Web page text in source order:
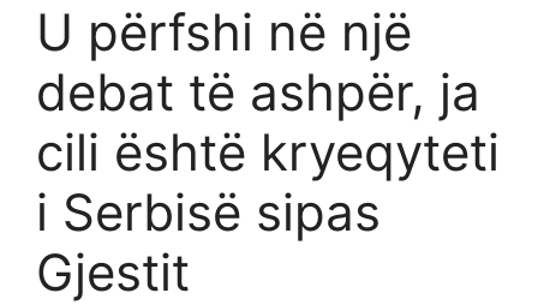
U përfshi në një
debat të ashpër, ja
cili është kryeqyteti
i Serbisë sipas
Gjestit